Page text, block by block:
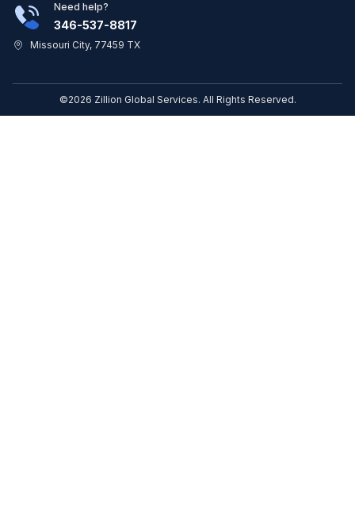
Need help?
346-537-8817
Missouri City, 77459 TX
©2026 Zillion Global Services. All Rights Reserved.